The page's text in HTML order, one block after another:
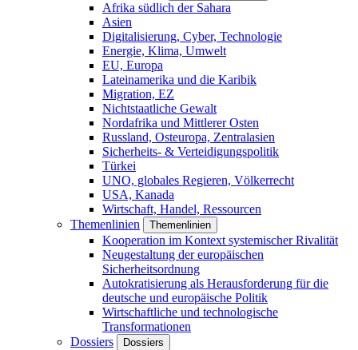
Afrika südlich der Sahara
Asien
Digitalisierung, Cyber, Technologie
Energie, Klima, Umwelt
EU, Europa
Lateinamerika und die Karibik
Migration, EZ
Nichtstaatliche Gewalt
Nordafrika und Mittlerer Osten
Russland, Osteuropa, Zentralasien
Sicherheits- & Verteidigungspolitik
Türkei
UNO, globales Regieren, Völkerrecht
USA, Kanada
Wirtschaft, Handel, Ressourcen
Themenlinien
Themenlinien
Kooperation im Kontext systemischer Rivalität
Neugestaltung der europäischen
Sicherheitsordnung
Autokratisierung als Herausforderung für die
deutsche und europäische Politik
Wirtschaftliche und technologische
Transformationen
Dossiers
Dossiers